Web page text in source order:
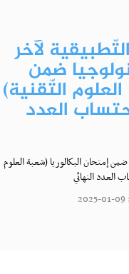
لآخر
ضمن
التّقنية)
احتساب العدد
ضمن إمتحان البكالوريا (شعبة العلوم